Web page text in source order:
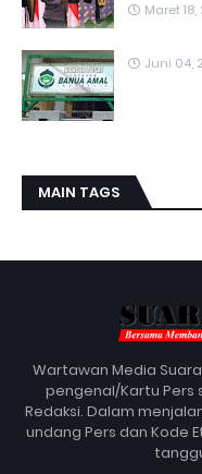
Maret 18,
Juni 04,
MAIN TAGS
Wartawan Media
pengenal/Kartu Pers
Redaksi. Dalam
undang Pers dan Kode